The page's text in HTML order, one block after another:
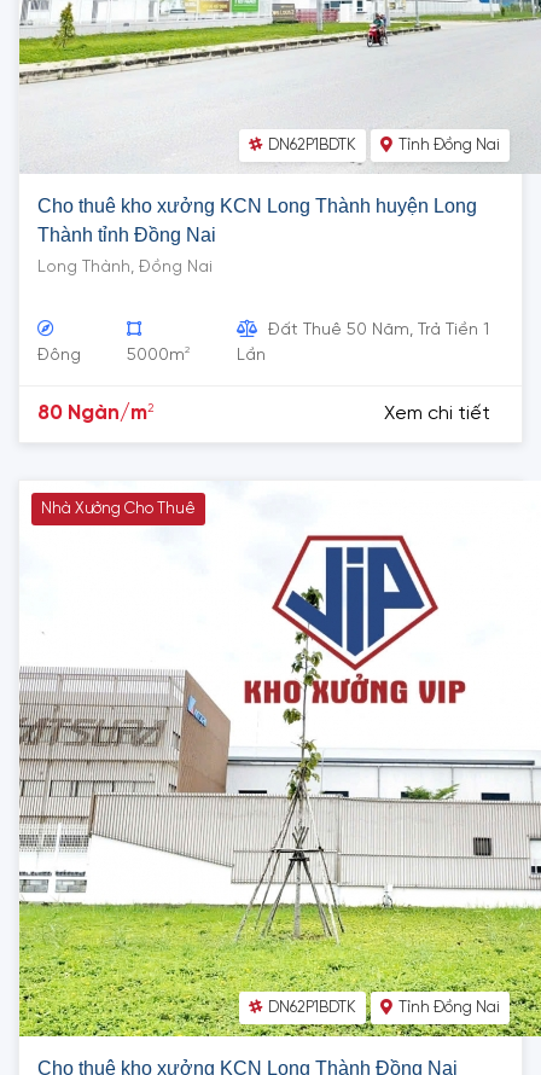
DN62P1BDTK Tỉnh Đồng Nai
Cho thuê kho xưởng KCN Long Thành huyện Long
Thành tỉnh Đồng Nai
Long Thành, Đồng Nai
Đông 5000m2
Đất Thuê 50 Năm, Trả Tiền 1
Lần
80 Ngàn/m2 Xem chi tiết
Nhà Xưởng Cho Thuê
DN62P1BDTK Tỉnh Đồng Nai
Cho thuê kho xưởng KCN Long Thành Đồng Nai